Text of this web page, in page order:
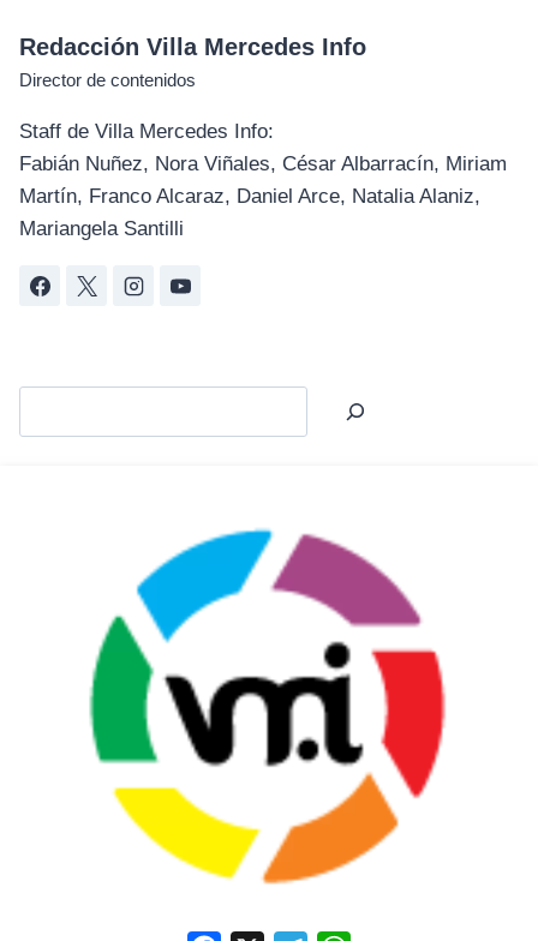
Redacción Villa Mercedes Info
Director de contenidos
Staff de Villa Mercedes Info:
Fabián Nuñez, Nora Viñales, César Albarracín, Miriam
Martín, Franco Alcaraz, Daniel Arce, Natalia Alaniz,
Mariangela Santilli